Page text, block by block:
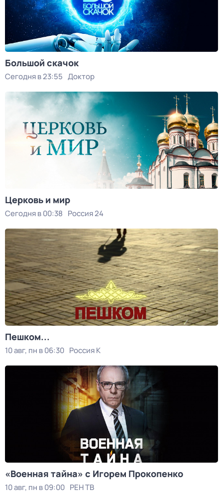
Большой скачок
Сегодня в 23:55 Доктор
Церковь и мир
Сегодня в 00:38 Россия 24
Пешком...
10 авг, пн в 06:30 Россия К
«Военная тайна» с Игорем Прокопенко
10 авг, пн в 09:00 РЕН ТВ